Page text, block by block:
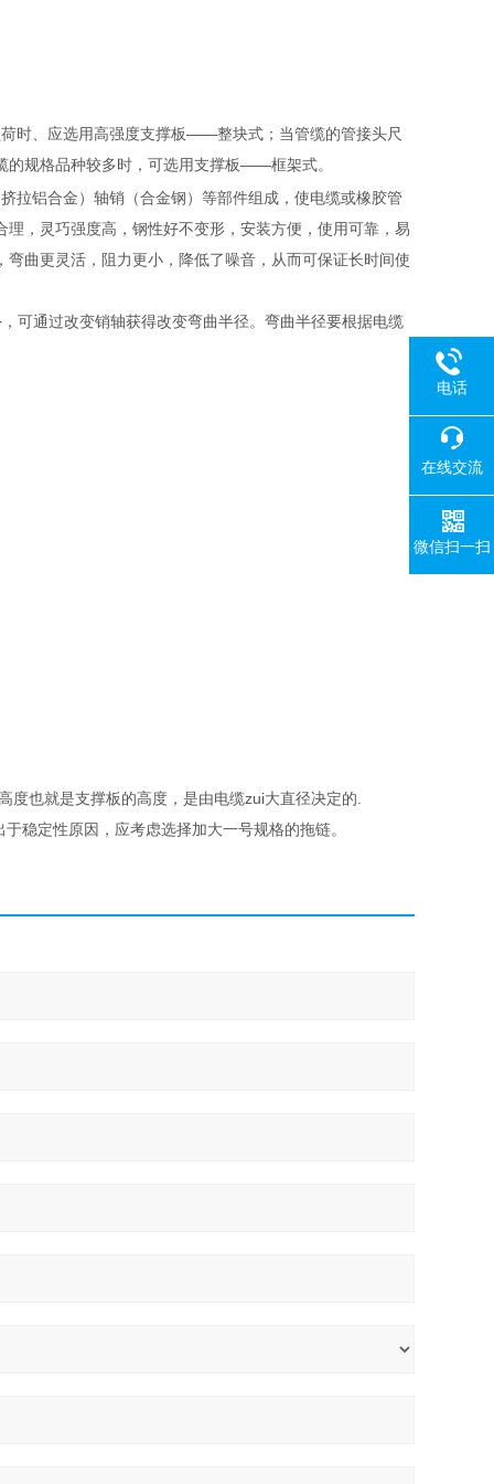
时、应选用高强度支撑板——整块式；当管缆的管接头尺
规格品种较多时，可选用支撑板——框架式。
拉铝合金）轴销（合金钢）等部件组成，使电缆或橡胶管
，灵巧强度高，钢性好不变形，安装方便，使用可靠，易
曲更灵活，阻力更小，降低了噪音，从而可保证长时间使
可通过改变销轴获得改变弯曲半径。弯曲半径要根据电缆
也就是支撑板的高度，是由电缆zui大直径决定的.
稳定性原因，应考虑选择加大一号规格的拖链。
电话
在线交流
微信扫一扫